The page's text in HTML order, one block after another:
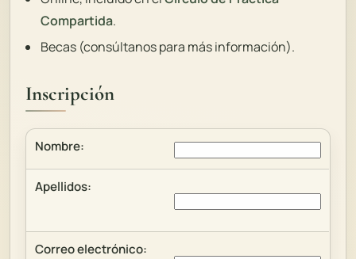
Compartida.
Becas (consúltanos para más información).
Inscripción
Nombre:
Apellidos:
Correo electrónico: